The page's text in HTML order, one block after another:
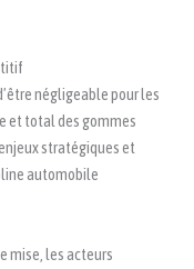
négligeable pour les
et total des gommes
stratégiques et
automobile
mise, les acteurs